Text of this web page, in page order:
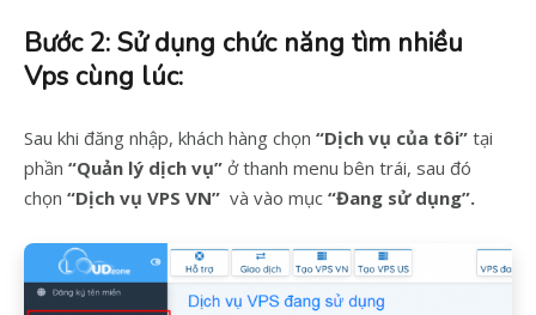
Bước 2: Sử dụng chức năng tìm nhiều
Vps cùng lúc:
Sau khi đăng nhập, khách hàng chọn “Dịch vụ của tôi” tại
phần “Quản lý dịch vụ” ở thanh menu bên trái, sau đó
chọn “Dịch vụ VPS VN” và vào mục “Đang sử dụng”.